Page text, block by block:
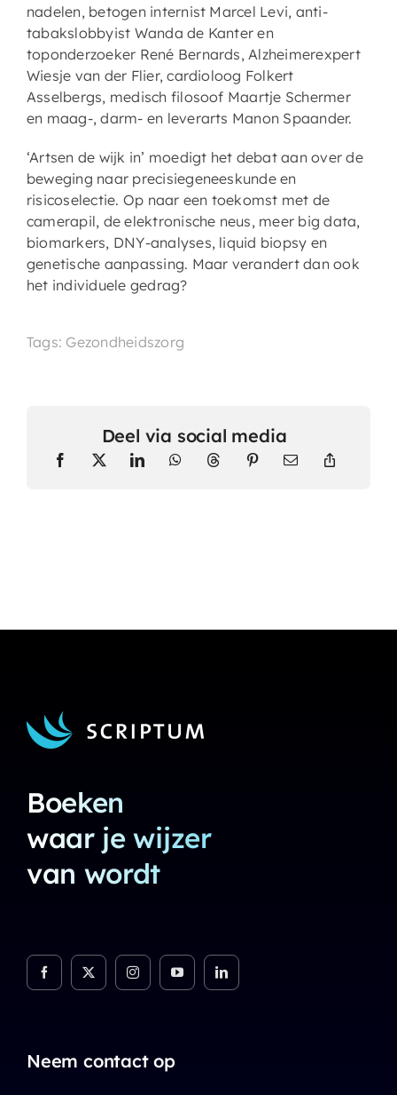
nadelen, betogen internist Marcel Levi, anti-
tabakslobbyist Wanda de Kanter en
toponderzoeker René Bernards, Alzheimerexpert
Wiesje van der Flier, cardioloog Folkert
Asselbergs, medisch filosoof Maartje Schermer
en maag-, darm- en leverarts Manon Spaander.
‘Artsen de wijk in’ moedigt het debat aan over de
beweging naar precisiegeneeskunde en
risicoselectie. Op naar een toekomst met de
camerapil, de elektronische neus, meer big data,
biomarkers, DNY-analyses, liquid biopsy en
genetische aanpassing. Maar verandert dan ook
het individuele gedrag?
Tags: Gezondheidszorg
Deel via social media
Boeken
waar je wijzer
van wordt
Neem contact op